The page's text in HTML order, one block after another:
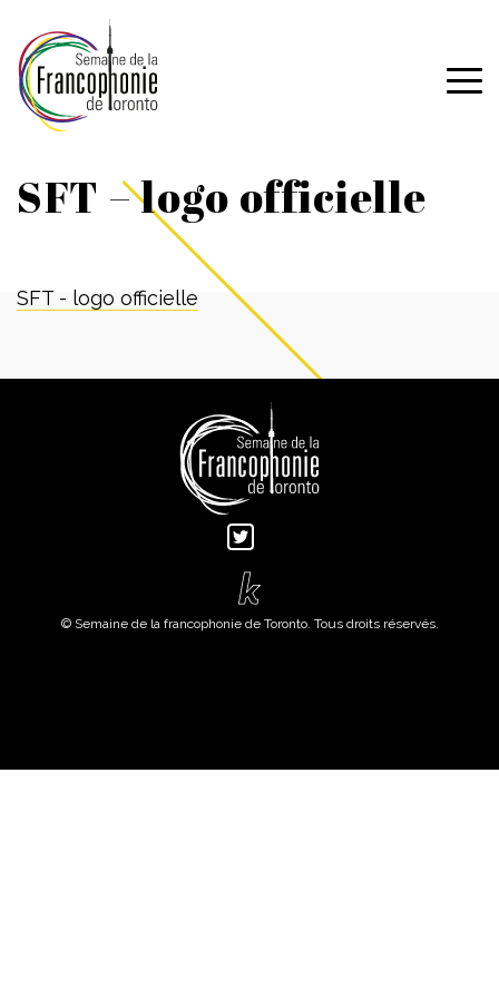
SFT – logo officielle
SFT - logo officielle
© Semaine de la francophonie de Toronto. Tous droits réservés.